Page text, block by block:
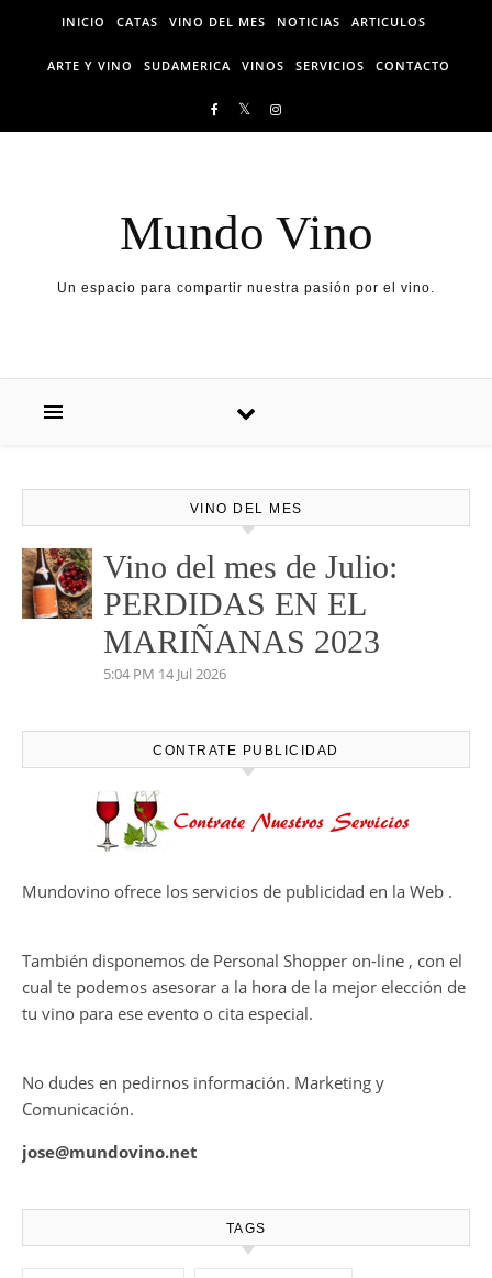
Skip to content
INICIO CATAS VINO DEL MES NOTICIAS ARTICULOS
ARTE Y VINO SUDAMERICA VINOS SERVICIOS CONTACTO
Mundo Vino
Un espacio para compartir nuestra pasión por el vino.
VINO DEL MES
Vino del mes de Julio:
PERDIDAS EN EL
MARIÑANAS 2023
5:04 PM 14 Jul 2026
CONTRATE PUBLICIDAD
Mundovino ofrece los servicios de publicidad en la Web .
También disponemos de Personal Shopper on-line , con el
cual te podemos asesorar a la hora de la mejor elección de
tu vino para ese evento o cita especial.
No dudes en pedirnos información. Marketing y
Comunicación.
jose@mundovino.net
TAGS